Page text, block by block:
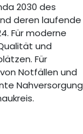
2030 des
deren laufende
Für moderne
und
Für
Notfällen und
Nahversorgung